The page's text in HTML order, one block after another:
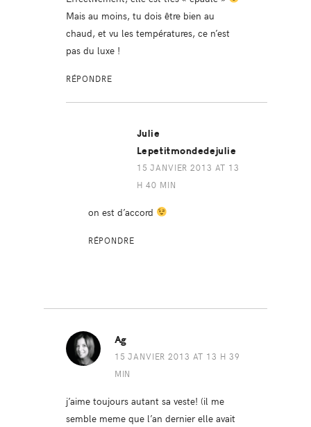
Mais au moins, tu dois être bien au
chaud, et vu les températures, ce n’est
pas du luxe !
RÉPONDRE
Julie
Lepetitmondedejulie
15 JANVIER 2013 AT 13
H 40 MIN
on est d’accord
RÉPONDRE
Ag
15 JANVIER 2013 AT 13 H 39
MIN
j’aime toujours autant sa veste! (il me
semble meme que l’an dernier elle avait